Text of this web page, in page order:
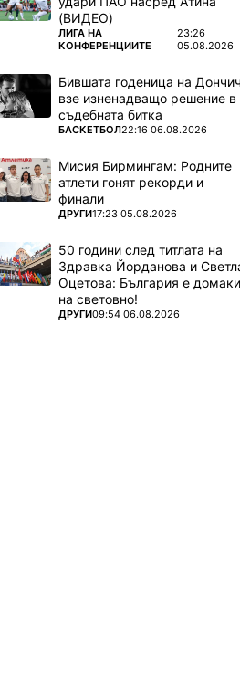
(ВИДЕО)
ПОВЕЧЕ ОТ
ЛИГА НА
КОНФЕРЕНЦИИТЕ
23:26
05.08.2026
Бившата годеница на Дончич
взе изненадващо решение в
съдебната битка
ПОВЕЧЕ ОТ
БАСКЕТБОЛ22:16 06.08.2026
Мисия Бирмингам: Родните
атлети гонят рекорди и
финали
ПОВЕЧЕ ОТ
ДРУГИ17:23 05.08.2026
50 години след титлата на
Здравка Йорданова и
Оцетова: България е
на световно!
ПОВЕЧЕ ОТ
ДРУГИ09:54 06.08.2026